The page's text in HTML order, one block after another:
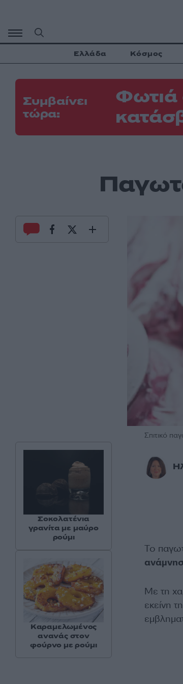
περιεχόμενο
Ελλάδα Κόσμος
Συμβαίνει
τώρα:
Φωτιά
Σπιτικό
Το
Με τη
εκείνη
Σοκολατένια
γρανίτα με μαύρο
ρούμι
Καραμελωμένος
ανανάς στον
φούρνο με ρούμι